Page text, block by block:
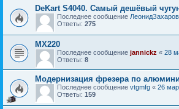
DeKart S4040. Самый дешёвый
Последнее сообщение ЛеонидЗахаров
Ответы: 275
MX220
Последнее сообщение jannickz « 28
Ответы: 8
Модернизация фрезера по
Последнее сообщение vtgmfg « 26
Ответы: 159